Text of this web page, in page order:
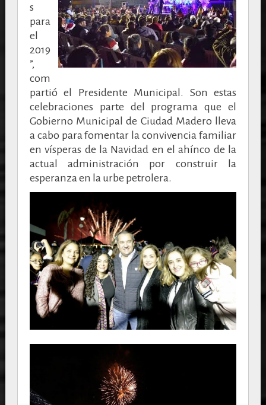
s
para
el
2019
”,
com
partió el Presidente Municipal. Son estas
celebraciones parte del programa que el
Gobierno Municipal de Ciudad Madero lleva
a cabo para fomentar la convivencia familiar
en vísperas de la Navidad en el ahínco de la
actual administración por construir la
esperanza en la urbe petrolera.